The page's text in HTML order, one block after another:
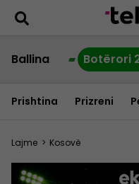
Ballina Botërori
Prishtina Prizreni
Lajme > Kosovë